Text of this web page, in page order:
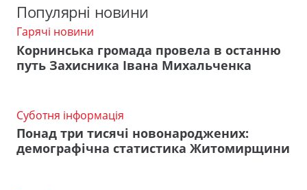
Популярні новини
Гарячі новини
Корнинська громада провела в останню
путь Захисника Івана Михальченка
Суботня інформація
Понад три тисячі новонароджених:
демографічна статистика Житомирщини